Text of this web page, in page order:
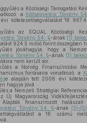
a Közösségi Támogatási
a Költségvetési Törvény
kötelezettségvállalást 18
az EQUAL Közösségi
Törvény 54. §-ának (1)
924,5 millió forint összegben
jóváhagyja, hogy a
Törvény 54. §-ának (1)
nem került sor.
a Norvég Finanszírozási
forrásaira vonatkozó, a
e alapján tett 2008. évi
hagyja jóvá.
a Nemzeti Stratégiai
Új Magyarország
finanszírozott halászati
Törvény 54. §-ának
a 18. számú